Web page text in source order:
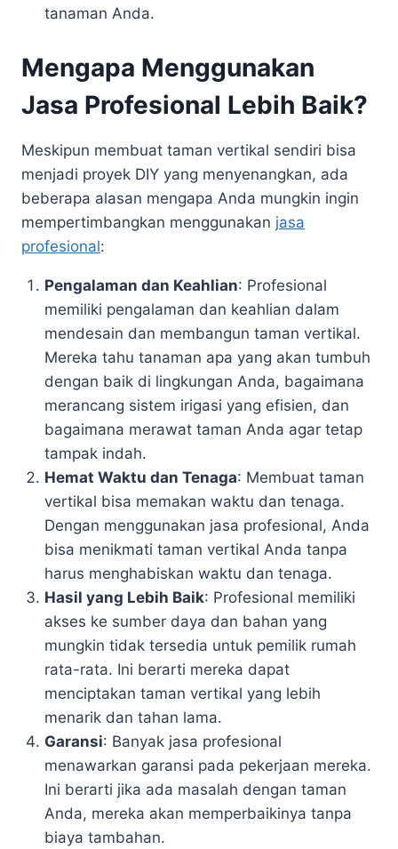
tanaman Anda.
Mengapa Menggunakan
Jasa Profesional Lebih Baik?
Meskipun membuat taman vertikal sendiri bisa
menjadi proyek DIY yang menyenangkan, ada
beberapa alasan mengapa Anda mungkin ingin
mempertimbangkan menggunakan jasa
profesional:
Pengalaman dan Keahlian: Profesional
memiliki pengalaman dan keahlian dalam
mendesain dan membangun taman vertikal.
Mereka tahu tanaman apa yang akan tumbuh
dengan baik di lingkungan Anda, bagaimana
merancang sistem irigasi yang efisien, dan
bagaimana merawat taman Anda agar tetap
tampak indah.
Hemat Waktu dan Tenaga: Membuat taman
vertikal bisa memakan waktu dan tenaga.
Dengan menggunakan jasa profesional, Anda
bisa menikmati taman vertikal Anda tanpa
harus menghabiskan waktu dan tenaga.
Hasil yang Lebih Baik: Profesional memiliki
akses ke sumber daya dan bahan yang
mungkin tidak tersedia untuk pemilik rumah
rata-rata. Ini berarti mereka dapat
menciptakan taman vertikal yang lebih
menarik dan tahan lama.
Garansi: Banyak jasa profesional
menawarkan garansi pada pekerjaan mereka.
Ini berarti jika ada masalah dengan taman
Anda, mereka akan memperbaikinya tanpa
biaya tambahan.